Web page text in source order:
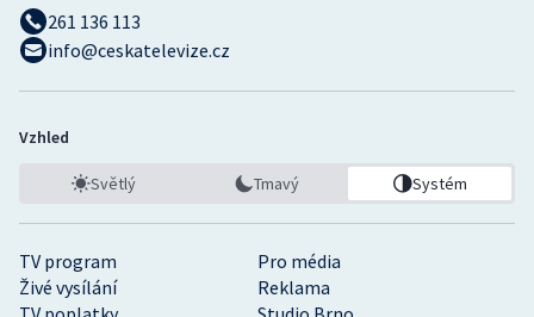
TV program
Pro média
Živé vysílání
Reklama
261 136 113
info@ceskatelevize.cz
Vzhled
Světlý Tmavý Systém